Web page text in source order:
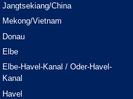
Jangtsekiang/China
Mekong/Vietnam
Donau
Elbe
Elbe-Havel-Kanal / Oder-Havel-
Kanal
Havel